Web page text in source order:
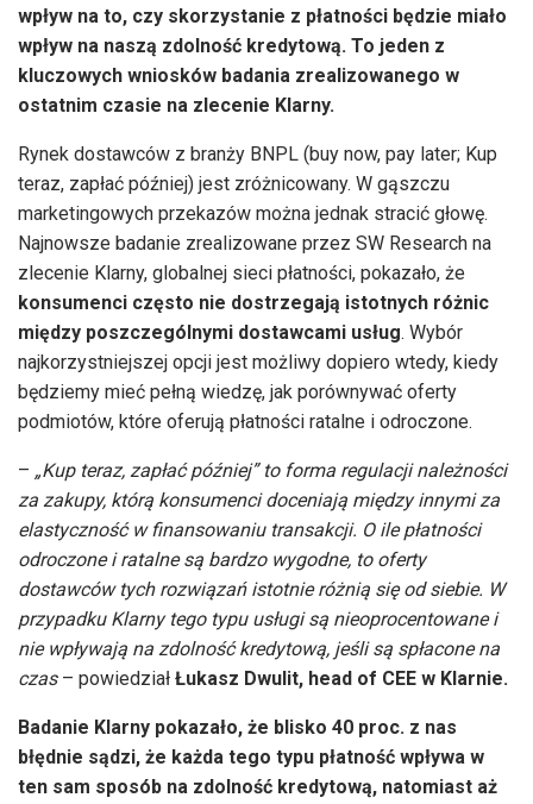
wpływ na to, czy skorzystanie z płatności będzie miało
wpływ na naszą zdolność kredytową. To jeden z
kluczowych wniosków badania zrealizowanego w
ostatnim czasie na zlecenie Klarny.
Rynek dostawców z branży BNPL (buy now, pay later; Kup
teraz, zapłać później) jest zróżnicowany. W gąszczu
marketingowych przekazów można jednak stracić głowę.
Najnowsze badanie zrealizowane przez SW Research na
zlecenie Klarny, globalnej sieci płatności, pokazało, że
konsumenci często nie dostrzegają istotnych różnic
między poszczególnymi dostawcami usług. Wybór
najkorzystniejszej opcji jest możliwy dopiero wtedy, kiedy
będziemy mieć pełną wiedzę, jak porównywać oferty
podmiotów, które oferują płatności ratalne i odroczone.
– „Kup teraz, zapłać później” to forma regulacji należności
za zakupy, którą konsumenci doceniają między innymi za
elastyczność w finansowaniu transakcji. O ile płatności
odroczone i ratalne są bardzo wygodne, to oferty
dostawców tych rozwiązań istotnie różnią się od siebie. W
przypadku Klarny tego typu usługi są nieoprocentowane i
nie wpływają na zdolność kredytową, jeśli są spłacone na
czas – powiedział Łukasz Dwulit, head of CEE w Klarnie.
Badanie Klarny pokazało, że blisko 40 proc. z nas
błędnie sądzi, że każda tego typu płatność wpływa w
ten sam sposób na zdolność kredytową, natomiast aż